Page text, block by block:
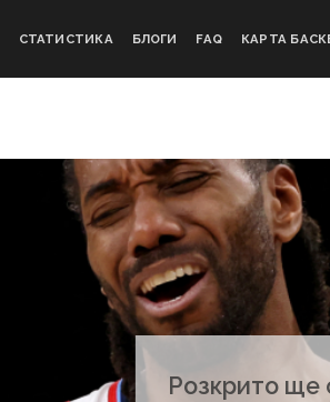
СТАТИСТИКА БЛОГИ FAQ КАРТА
Розкрито ще